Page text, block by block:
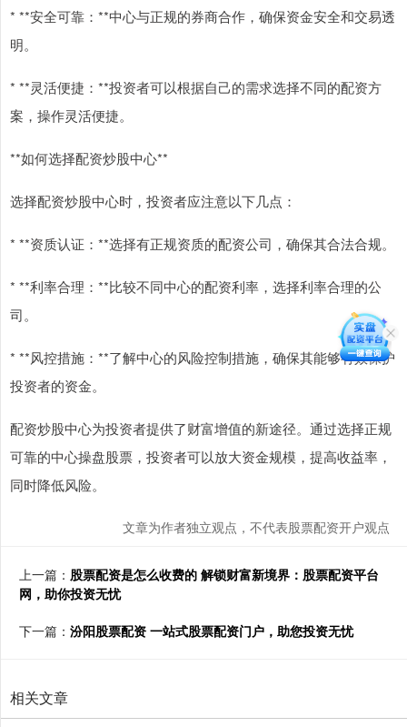
* **安全可靠：**中心与正规的券商合作，确保资金安全和交易透
明。
* **灵活便捷：**投资者可以根据自己的需求选择不同的配资方
案，操作灵活便捷。
**如何选择配资炒股中心**
选择配资炒股中心时，投资者应注意以下几点：
* **资质认证：**选择有正规资质的配资公司，确保其合法合规。
* **利率合理：**比较不同中心的配资利率，选择利率合理的公
司。
* **风控措施：**了解中心的风险控制措施，确保其能够有效保护
投资者的资金。
配资炒股中心为投资者提供了财富增值的新途径。通过选择正规
可靠的中心操盘股票，投资者可以放大资金规模，提高收益率，
同时降低风险。
文章为作者独立观点，不代表股票配资开户观点
上一篇： 股票配资是怎么收费的 解锁财富新境界：股票配资平台
网，助你投资无忧
下一篇： 汾阳股票配资 一站式股票配资门户，助您投资无忧
相关文章